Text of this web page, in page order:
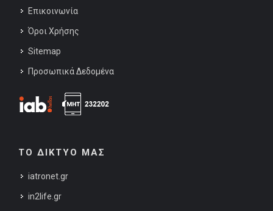
Επικοινωνία
Όροι Χρήσης
Sitemap
Προσωπικά Δεδομένα
ΤΟ ΔΙΚΤΥΟ ΜΑΣ
iatronet.gr
in2life.gr